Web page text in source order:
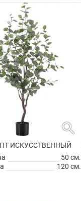
search
ИСКУССТВЕННЫЙ
50 см.
120 см.